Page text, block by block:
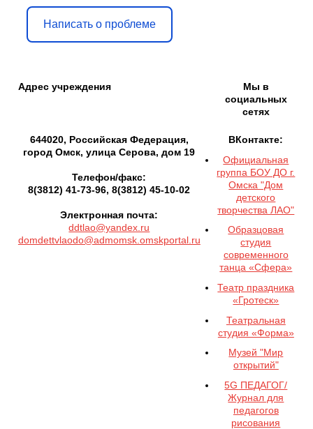
Написать о проблеме
Адрес учреждения
Мы в
социальных
сетях
644020, Российская Федерация,
город Омск, улица Серова, дом 19
Телефон/факс:
8(3812) 41-73-96, 8(3812) 45-10-02
Электронная почта:
ddtlao@yandex.ru
domdettvlaodo@admomsk.omskportal.ru
ВКонтакте:
Официальная
группа БОУ ДО г.
Омска "Дом
детского
творчества ЛАО"
Образцовая
студия
современного
танца «Сфера»
Театр праздника
«Гротеск»
Театральная
студия «Форма»
Музей "Мир
открытий"
5G ПЕДАГОГ/
Журнал для
педагогов
рисования